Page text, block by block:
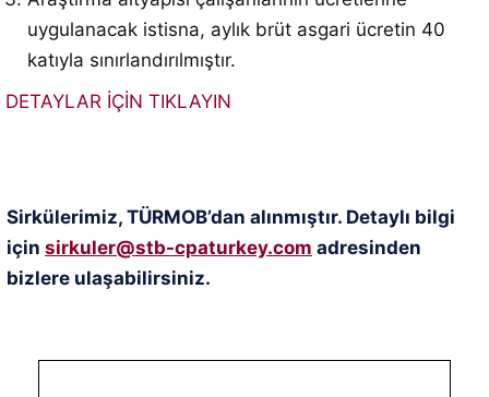
uygulanacak istisna, aylık brüt asgari ücretin 40
katıyla sınırlandırılmıştır.
DETAYLAR İÇİN TIKLAYIN
Sirkülerimiz, TÜRMOB’dan alınmıştır. Detaylı bilgi
için sirkuler@stb-cpaturkey.com adresinden
bizlere ulaşabilirsiniz.